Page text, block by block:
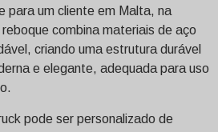
para um cliente em Malta, na
combina materiais de aço
criando uma estrutura durável
e elegante, adequada para uso
pode ser personalizado de